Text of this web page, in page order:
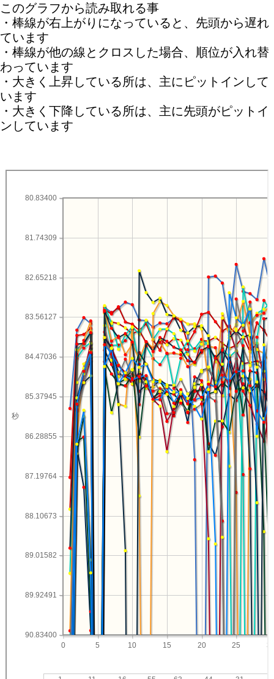
このグラフから読み取れる事
・棒線が右上がりになっていると、先頭から遅れ
ています
・棒線が他の線とクロスした場合、順位が入れ替
わっています
・大きく上昇している所は、主にピットインして
います
・大きく下降している所は、主に先頭がピットイ
ンしています